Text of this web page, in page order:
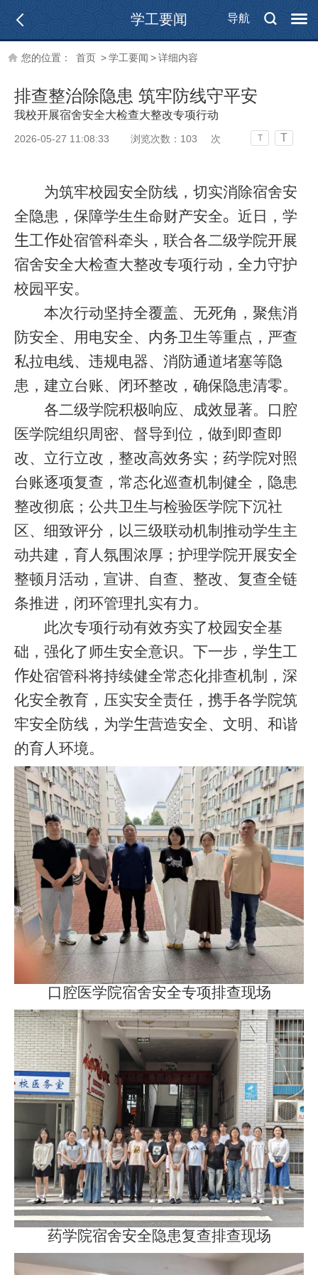
导航
学工要闻
您的位置： 首页 >学工要闻 >详细内容
排查整治除隐患 筑牢防线守平安
我校开展宿舍安全大检查大整改专项行动
2026-05-27 11:08:33 浏览次数： 103 次 T T
为筑牢校园安全防线，切实消除宿舍安
全隐患，保障学生生命财产安全。 近日，学
生工作处宿管科牵头，联合各二级学院开展
宿舍安全大检查大整改专项行动，全力守护
校园平安。
本次行动坚持全覆盖、无死角，聚焦消
防安全、用电安全、内务卫生等重点，严查
私拉电线、违规电器、消防通道堵塞等隐
患，建立台账、闭环整改，确保隐患清零。
各二级学院积极响应、成效显著。口腔
医学院组织周密、督导到位，做到即查即
改、立行立改，整改高效务实；药学院对照
台账逐项复查，常态化巡查机制健全，隐患
整改彻底；公共卫生与检验医学院下沉社
区、细致评分，以三级联动机制推动学生主
动共建，育人氛围浓厚；护理学院开展安全
整顿月活动，宣讲、自查、整改、复查全链
条推进，闭环管理扎实有力。
此次专项行动有效夯实了校园安全基
础，强化了师生安全意识。下一步，学生工
作处宿管科将持续健全常态化排查机制，深
化安全教育，压实安全责任，携手各学院筑
牢安全防线，为学生营造安全、文明、和谐
的育人环境。
口腔医学院宿舍安全专项排查现场
药学院宿舍安全隐患复查排查现场